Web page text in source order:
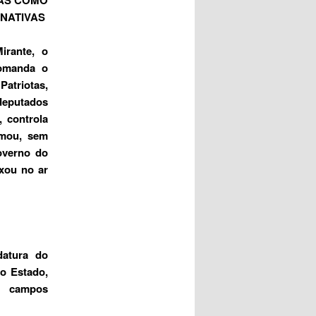
o
o
controla
sem
do
no ar
do
Estado,